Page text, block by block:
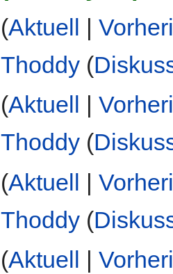
(Aktuell |
Thoddy (
(Aktuell |
Thoddy (
(Aktuell |
Thoddy (
(Aktuell |